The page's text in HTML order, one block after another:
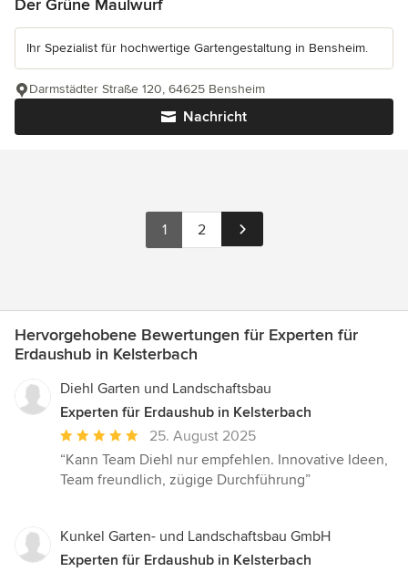
Der Grüne Maulwurf
Ihr Spezialist für hochwertige Gartengestaltung in Bensheim.
Nachricht
Darmstädter Straße 120, 64625 Bensheim
1 2
Hervorgehobene Bewertungen für Experten für
Erdaushub in Kelsterbach
Diehl Garten und Landschaftsbau
Experten für Erdaushub in Kelsterbach
Durchschnittliche
Bewertung:
5
Sternen
25. August 2025
“Kann Team Diehl nur empfehlen. Innovative Ideen,
Team freundlich, zügige Durchführung”
Kunkel Garten- und Landschaftsbau GmbH
Experten für Erdaushub in Kelsterbach